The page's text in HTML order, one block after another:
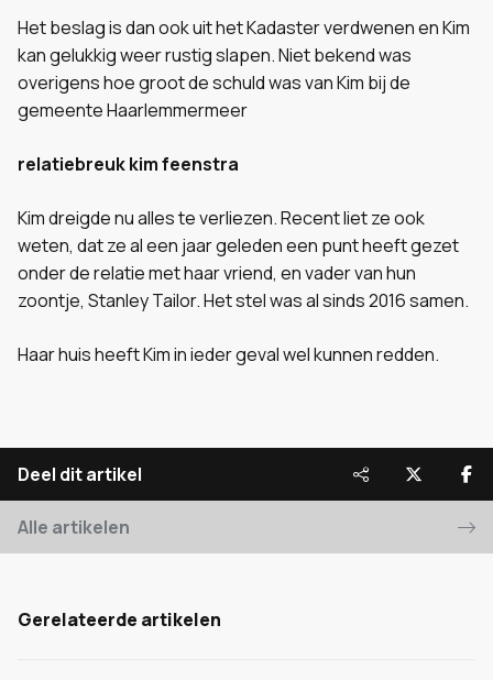
Het beslag is dan ook uit het Kadaster verdwenen en Kim
kan gelukkig weer rustig slapen. Niet bekend was
overigens hoe groot de schuld was van Kim bij de
gemeente Haarlemmermeer
relatiebreuk kim feenstra
Kim dreigde nu alles te verliezen. Recent liet ze ook
weten, dat ze al een jaar geleden een punt heeft gezet
onder de relatie met haar vriend, en vader van hun
zoontje, Stanley Tailor. Het stel was al sinds 2016 samen.
Haar huis heeft Kim in ieder geval wel kunnen redden.
Deel dit artikel
Alle artikelen
Gerelateerde artikelen